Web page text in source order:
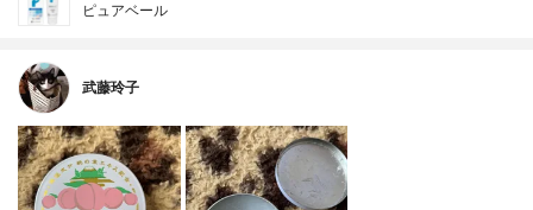
ピュアベール
武藤玲子